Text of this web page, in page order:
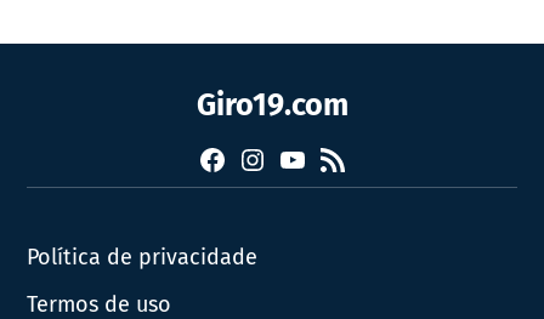
Giro19.com
FacebookInstagram
YouTube
RSS
Política de privacidade
Termos de uso